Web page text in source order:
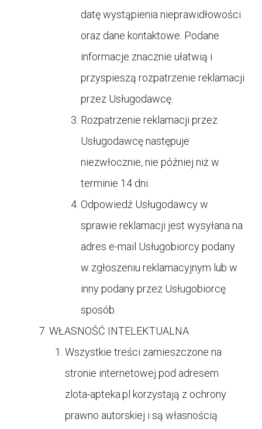
datę wystąpienia nieprawidłowości
oraz dane kontaktowe. Podane
informacje znacznie ułatwią i
przyspieszą rozpatrzenie reklamacji
przez Usługodawcę.
Rozpatrzenie reklamacji przez
Usługodawcę następuje
niezwłocznie, nie później niż w
terminie 14 dni.
Odpowiedź Usługodawcy w
sprawie reklamacji jest wysyłana na
adres e-mail Usługobiorcy podany
w zgłoszeniu reklamacyjnym lub w
inny podany przez Usługobiorcę
sposób.
WŁASNOŚĆ INTELEKTUALNA
Wszystkie treści zamieszczone na
stronie internetowej pod adresem
zlota-apteka.pl korzystają z ochrony
prawno autorskiej i są własnością